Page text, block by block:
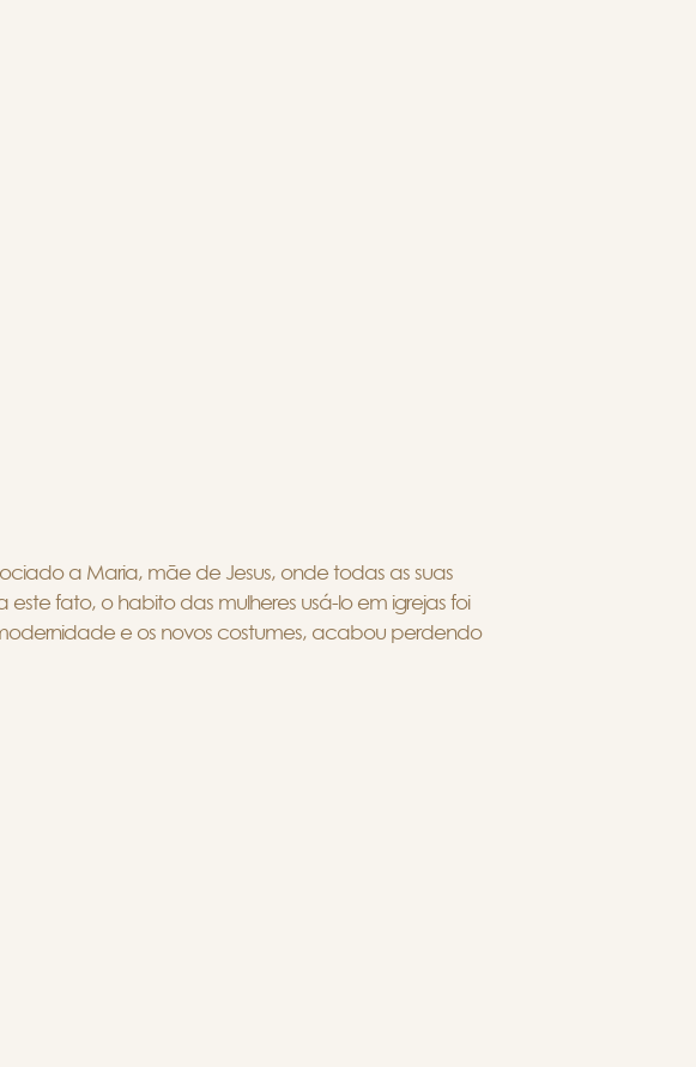
a Maria, mãe de Jesus, onde todas as suas
fato, o habito das mulheres usá-lo em igrejas foi
e os novos costumes, acabou perdendo